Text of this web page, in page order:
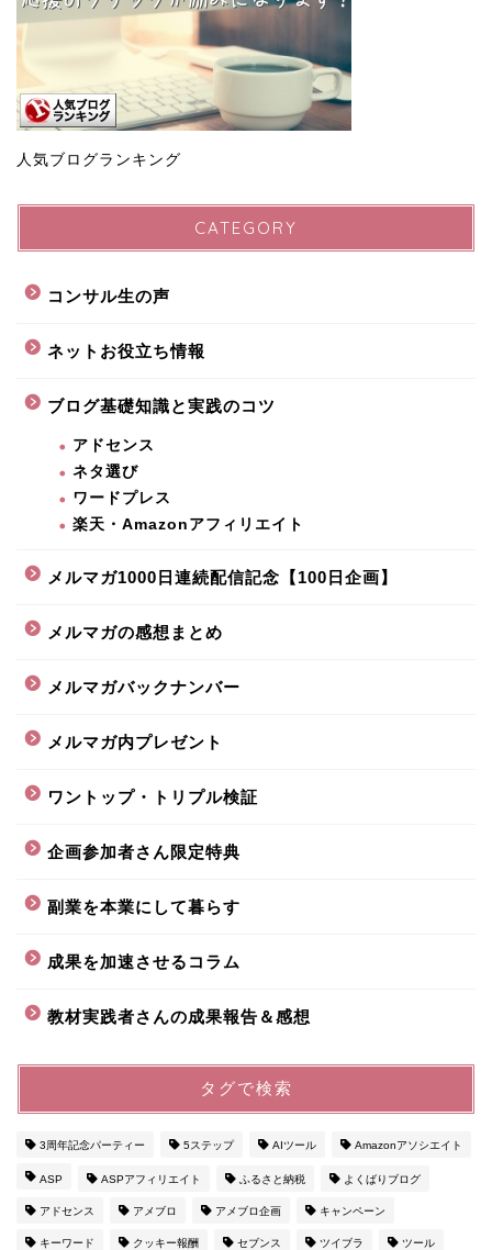
人気ブログランキング
CATEGORY
コンサル生の声
ネットお役立ち情報
ブログ基礎知識と実践のコツ
アドセンス
ネタ選び
ワードプレス
楽天・Amazonアフィリエイト
メルマガ1000日連続配信記念【100日企画】
メルマガの感想まとめ
メルマガバックナンバー
メルマガ内プレゼント
ワントップ・トリプル検証
企画参加者さん限定特典
副業を本業にして暮らす
成果を加速させるコラム
教材実践者さんの成果報告＆感想
タグで検索
3周年記念パーティー 5ステップ AIツール Amazonアソシエイト
ASP ASPアフィリエイト ふるさと納税 よくばりブログ
アドセンス アメブロ アメブロ企画 キャンペーン
キーワード クッキー報酬 セブンス ツイブラ ツール